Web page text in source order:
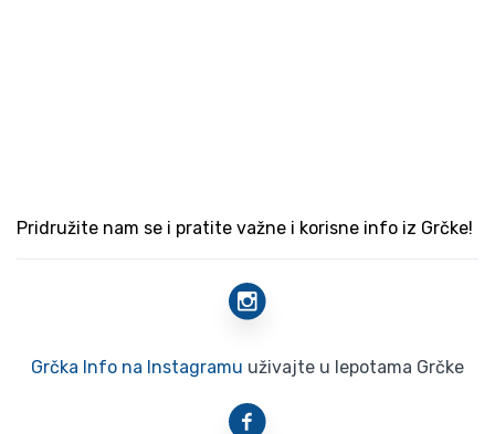
Pridružite nam se i pratite važne i korisne info iz Grčke!
Grčka Info na Instagramu uživajte u lepotama Grčke